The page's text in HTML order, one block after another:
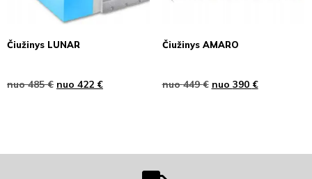
Čiužinys LUNAR
nuo485€ nuo 422 €
Čiužinys AMARO
nuo449€ nuo 390 €